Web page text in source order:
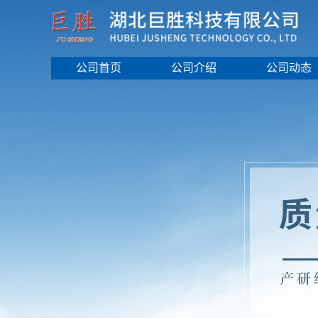
公司首页 公司介绍 公司动态